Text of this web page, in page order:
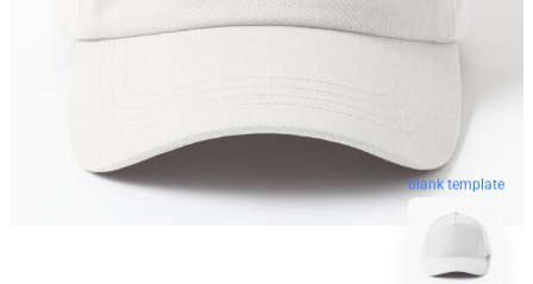
blank template